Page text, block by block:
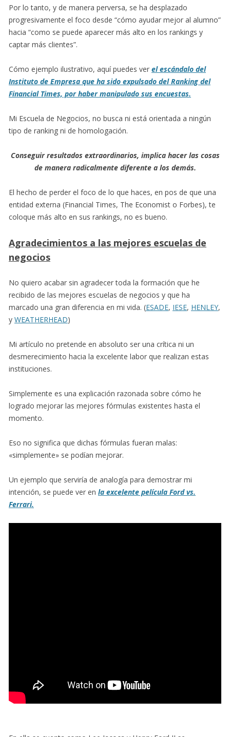
Por lo tanto, y de manera perversa, se ha desplazado
progresivamente el foco desde “cómo ayudar mejor al alumno”
hacia “como se puede aparecer más alto en los rankings y
captar más clientes”.
Cómo ejemplo ilustrativo, aquí puedes ver el escándalo del
Instituto de Empresa que ha sido expulsado del Ranking del
Financial Times, por haber manipulado sus encuestas.
Mi Escuela de Negocios, no busca ni está orientada a ningún
tipo de ranking ni de homologación.
Conseguir resultados extraordinarios, implica hacer las cosas
de manera radicalmente diferente a los demás.
El hecho de perder el foco de lo que haces, en pos de que una
entidad externa (Financial Times, The Economist o Forbes), te
coloque más alto en sus rankings, no es bueno.
Agradecimientos a las mejores escuelas de
negocios
No quiero acabar sin agradecer toda la formación que he
recibido de las mejores escuelas de negocios y que ha
marcado una gran diferencia en mi vida. (ESADE, IESE, HENLEY,
y WEATHERHEAD)
Mi artículo no pretende en absoluto ser una crítica ni un
desmerecimiento hacia la excelente labor que realizan estas
instituciones.
Simplemente es una explicación razonada sobre cómo he
logrado mejorar las mejores fórmulas existentes hasta el
momento.
Eso no significa que dichas fórmulas fueran malas:
«simplemente» se podían mejorar.
Un ejemplo que serviría de analogía para demostrar mi
intención, se puede ver en la excelente película Ford vs.
Ferrari.